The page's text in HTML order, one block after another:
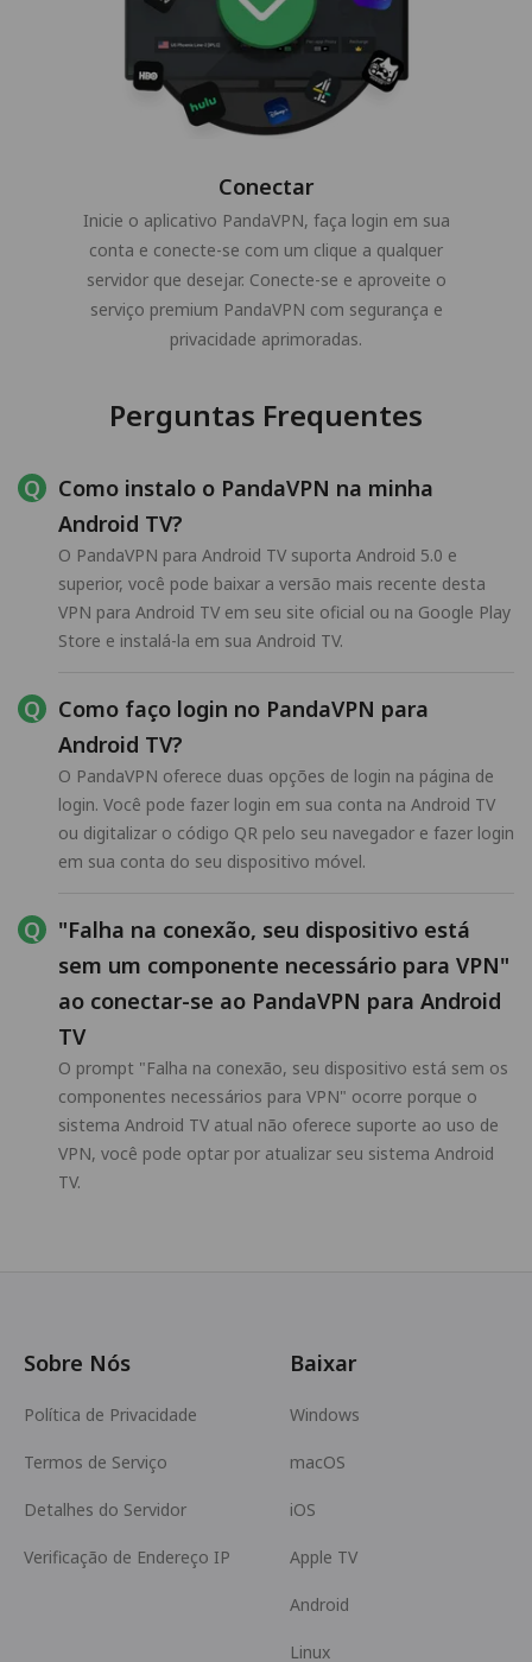
Conectar
Inicie o aplicativo PandaVPN, faça login em sua
conta e conecte-se com um clique a qualquer
servidor que desejar. Conecte-se e aproveite o
serviço premium PandaVPN com segurança e
privacidade aprimoradas.
Perguntas Frequentes
Como instalo o PandaVPN na minha
Android TV?
O PandaVPN para Android TV suporta Android 5.0 e
superior, você pode baixar a versão mais recente desta
VPN para Android TV em seu site oficial ou na Google Play
Store e instalá-la em sua Android TV.
Como faço login no PandaVPN para
Android TV?
O PandaVPN oferece duas opções de login na página de
login. Você pode fazer login em sua conta na Android TV
ou digitalizar o código QR pelo seu navegador e fazer login
em sua conta do seu dispositivo móvel.
"Falha na conexão, seu dispositivo está
sem um componente necessário para VPN"
ao conectar-se ao PandaVPN para Android
TV
O prompt "Falha na conexão, seu dispositivo está sem os
componentes necessários para VPN" ocorre porque o
sistema Android TV atual não oferece suporte ao uso de
VPN, você pode optar por atualizar seu sistema Android
TV.
Sobre Nós
Política de Privacidade
Termos de Serviço
Detalhes do Servidor
Verificação de Endereço IP
Baixar
Windows
macOS
iOS
Apple TV
Android
Linux